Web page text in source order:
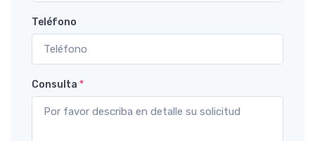
Teléfono
Consulta *